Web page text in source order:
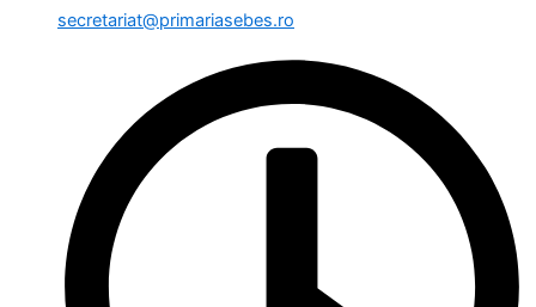
secretariat@primariasebes.ro